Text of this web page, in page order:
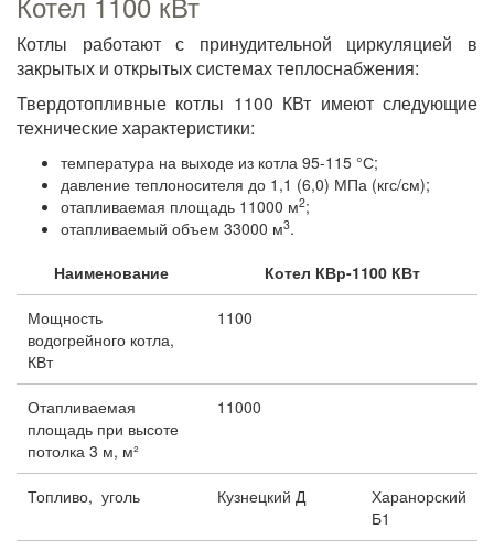
Котлы работают с принудительной циркуляцией в
закрытых и открытых системах теплоснабжения:
Твердотопливные котлы 1100 КВт имеют следующие
технические характеристики:
температура на выходе из котла 95-115 °С;
давление теплоносителя до 1,1 (6,0) МПа (кгс/см);
отапливаемая площадь 11000 м2;
отапливаемый объем 33000 м3.
Наименование
Котел КВр-1100 КВт
Мощность
водогрейного котла,
КВт
1100
Отапливаемая
площадь при высоте
потолка 3 м, м²
11000
Топливо, уголь Кузнецкий Д
Харанорский
Б1